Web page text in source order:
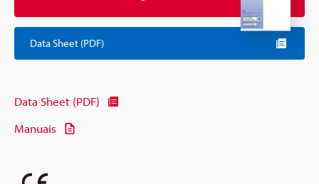
Data Sheet (PDF)
Data Sheet (PDF)
Manuais